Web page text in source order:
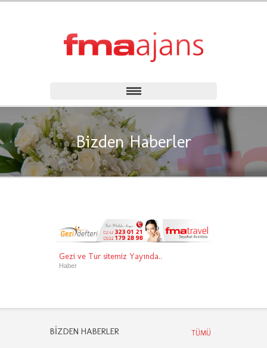
Bizden Haberler
Gezi ve Tur sitemiz Yayında..
Haber
BIZDEN HABERLER TÜMÜ